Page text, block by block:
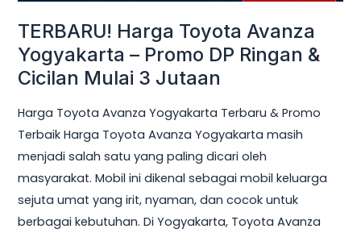
TERBARU! Harga Toyota Avanza
Yogyakarta – Promo DP Ringan &
Cicilan Mulai 3 Jutaan
Harga Toyota Avanza Yogyakarta Terbaru & Promo
Terbaik Harga Toyota Avanza Yogyakarta masih
menjadi salah satu yang paling dicari oleh
masyarakat. Mobil ini dikenal sebagai mobil keluarga
sejuta umat yang irit, nyaman, dan cocok untuk
berbagai kebutuhan. Di Yogyakarta, Toyota Avanza
Mulai
3
Jutaan